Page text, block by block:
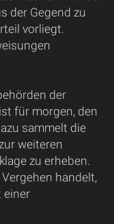
der Gegend zu
vorliegt.
der
für morgen, den
sammelt die
weiteren
zu erheben.
handelt,
einer